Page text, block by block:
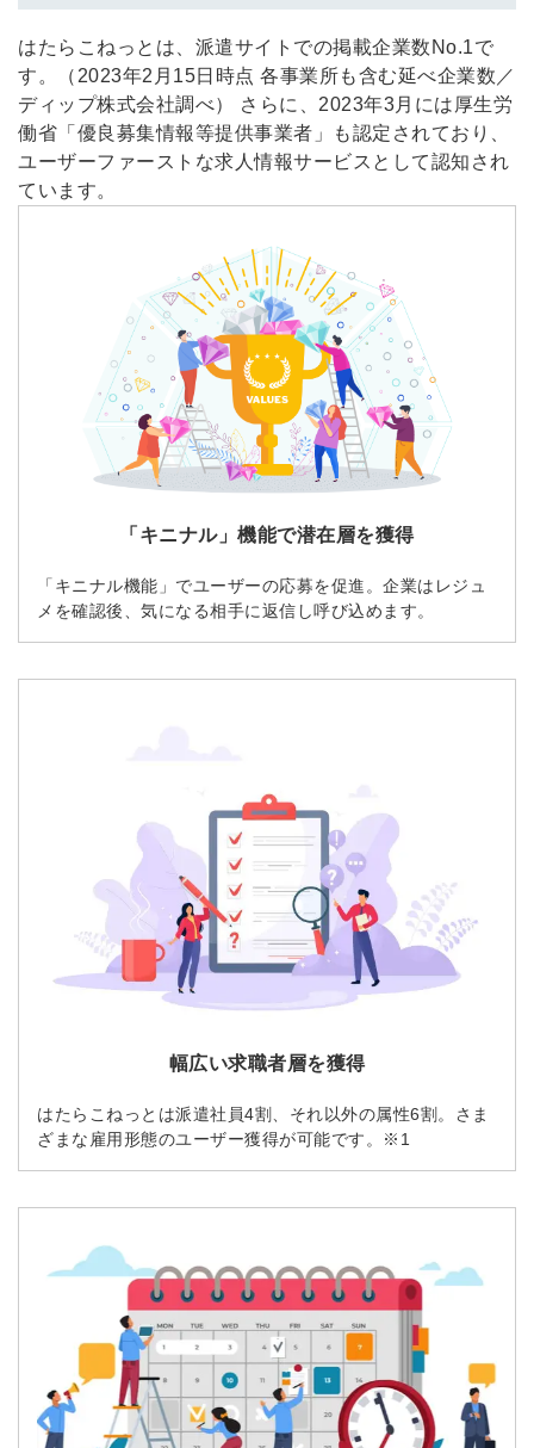
はたらこねっとは、派遣サイトでの掲載企業数No.1で
す。（2023年2月15日時点 各事業所も含む延べ企業数／
ディップ株式会社調べ） さらに、2023年3月には厚生労
働省「優良募集情報等提供事業者」も認定されており、
ユーザーファーストな求人情報サービスとして認知され
ています。
「キニナル」機能で潜在層を獲得
「キニナル機能」でユーザーの応募を促進。企業はレジュ
メを確認後、気になる相手に返信し呼び込めます。
幅広い求職者層を獲得
はたらこねっとは派遣社員4割、それ以外の属性6割。さま
ざまな雇用形態のユーザー獲得が可能です。※1